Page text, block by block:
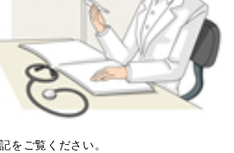
をご覧ください。